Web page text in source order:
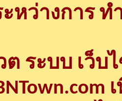
หว่างการ ท
ต ระบบ เว็บ